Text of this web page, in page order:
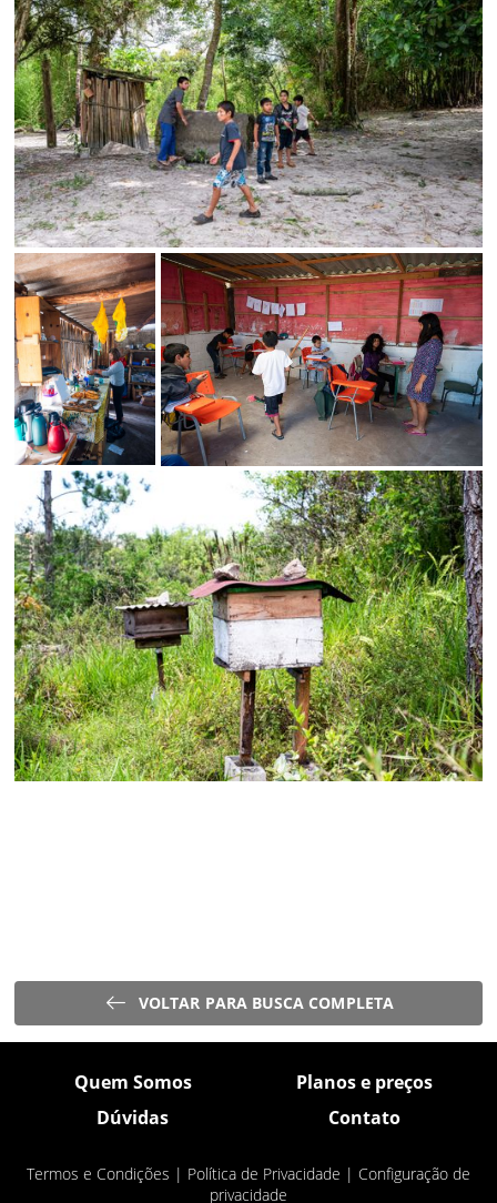
VOLTAR PARA BUSCA COMPLETA
Quem Somos
Planos e preços
Dúvidas
Contato
Termos e Condições | Política de Privacidade | Configuração de
privacidade